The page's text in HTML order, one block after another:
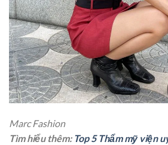
Marc Fashion
Tìm hiểu thêm: Top 5 Thẩm mỹ viện